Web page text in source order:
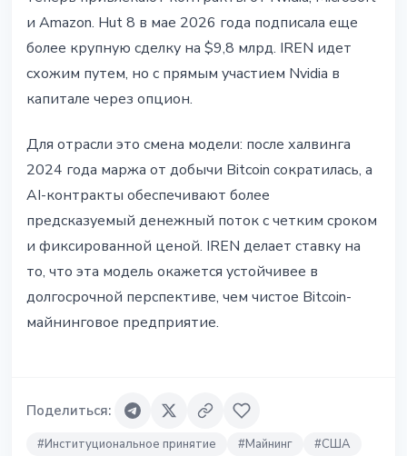
и Amazon. Hut 8 в мае 2026 года подписала еще
более крупную сделку на $9,8 млрд. IREN идет
схожим путем, но с прямым участием Nvidia в
капитале через опцион.
Для отрасли это смена модели: после халвинга
2024 года маржа от добычи Bitcoin сократилась, а
AI-контракты обеспечивают более
предсказуемый денежный поток с четким сроком
и фиксированной ценой. IREN делает ставку на
то, что эта модель окажется устойчивее в
долгосрочной перспективе, чем чистое Bitcoin-
майнинговое предприятие.
Поделиться:
#Институциональное принятие #Майнинг #США